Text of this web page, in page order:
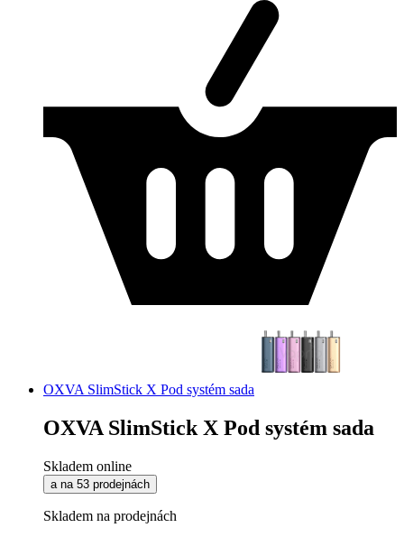
OXVA SlimStick X Pod systém sada
OXVA SlimStick X Pod systém sada
Skladem online
a na 53 prodejnách
Skladem na prodejnách